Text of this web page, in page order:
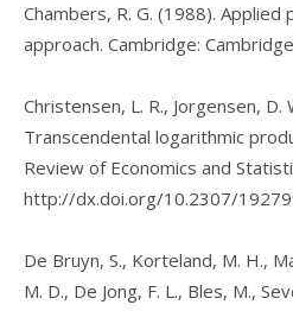
Chambers, R. G. (1988). Applied
approach. Cambridge:
Christensen, L. R., Jorgensen, D.
Transcendental logarithmic
Review of Economics and
http://dx.doi.org/10.2307/
De Bruyn, S., Korteland, M. H.,
M. D., De Jong, F. L., Bles, M.,